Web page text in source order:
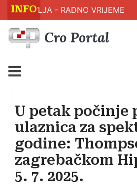
INFO
ZDRAVLJA - RADNO VRIJEME
U petak počinje
ulaznica za
godine:
zagrebačkom
5. 7. 2025.